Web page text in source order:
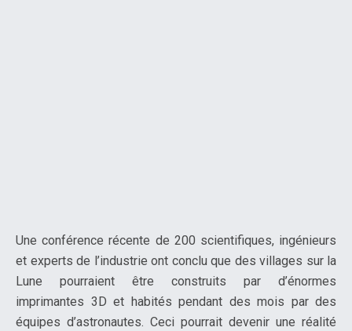
Une conférence récente de 200 scientifiques, ingénieurs
et experts de l’industrie ont conclu que des villages sur la
Lune pourraient être construits par d’énormes
imprimantes 3D et habités pendant des mois par des
équipes d’astronautes. Ceci pourrait devenir une réalité